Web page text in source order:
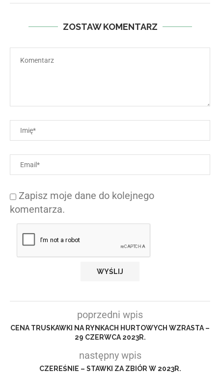
ZOSTAW KOMENTARZ
Zapisz moje dane do kolejnego
komentarza.
poprzedni wpis
CENA TRUSKAWKI NA RYNKACH HURTOWYCH WZRASTA –
29 CZERWCA 2023R.
następny wpis
CZEREŚNIE – STAWKI ZA ZBIÓR W 2023R.